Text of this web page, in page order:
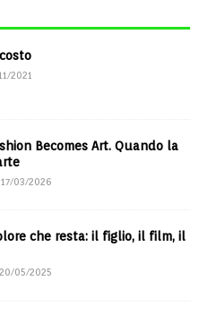
2021
Becomes Art. Quando la
17/03/2026
che resta: il figlio, il film, il
20/05/2025